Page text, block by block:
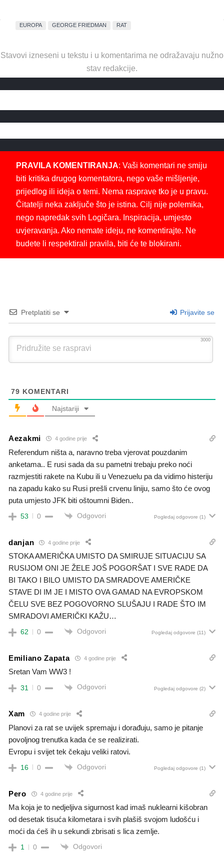
EUROPA GEORGE FRIEDMAN RAT
Stavovi izneseni u tekstu i u komentarima ne odražavaju nužno
stav redakcije.
PRAVILA KOMENTIRANJA: Vaši komentari ne smiju
biti kritika drugog komentatora, nego vaše mišljenje,
prijedlog ili ideja o temi. Nema rasprave tko je u pravu.
Čitatelji neka zaključe što je istina. Cilj nije polemika,
nego napredak svih Logičara. Inspiracija, umjesto
uvjeravanja. Ako nemate ideju, ne komentirajte. Ne
budete li respektirali pravila, biti će te blokirani.
Pretplatiti se Prijavite se
3000
79 KOMENTARI
Najstariji
Aezakmi 4 godine prije
Referendum ništa a, naravno treba vjerovat pouzdanim
anketama.. E rusi sada da su pametni trebaju preko noći
razmjestiti rakete na Kubu ili u Venezuelu pa da vidimo histeriju
na zapadu kako su Rusi prešli crvenu liniju, samo što će ovog
puta umjesto JFK biti oštoumni Biden..
53 0 Odgovori Pogledaj odgovore (1)
danjan 4 godine prije
STOKA AMERIČKA UMISTO DA SMIRUJE SITUACIJU SA
RUSIJOM ONI JE ŽELE JOŠ POGORŠAT I SVE RADE DA
BI TAKO I BILO UMISTO DA SMRADOVE AMERIČKE
STAVE DI IM JE I MISTO OVA GAMAD NA EVROPSKOM
ČELU SVE BEZ POGOVORNO SLUŠAJU I RADE ŠTO IM
SMRADOVI AMERIČKI KAŽU…
62 0 Odgovori Pogledaj odgovore (11)
Emiliano Zapata 4 godine prije
Sretan Vam WW3 !
31 0 Odgovori Pogledaj odgovore (2)
Xam 4 godine prije
Planovi za rat se uvijek spremaju i dorađuju, samo je pitanje
povoljnog trenutka kada će se realizirati.
Evropu i svijet tek čekaju veliki ratovi.
16 0 Odgovori Pogledaj odgovore (1)
Pero 4 godine prije
Ma koja je to nedjeljiva sigurnost kad imaš nuklearni kišobran
od desetak tisuća kilometara i svih plašiš svojom ludošću i
moći da ćeš ih u sekundi zbrisati s lica zemlje.
1 0 Odgovori